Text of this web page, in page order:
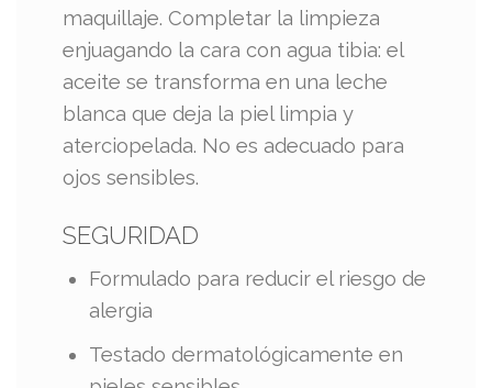
maquillaje. Completar la limpieza
enjuagando la cara con agua tibia: el
aceite se transforma en una leche
blanca que deja la piel limpia y
aterciopelada. No es adecuado para
ojos sensibles.
SEGURIDAD
Formulado para reducir el riesgo de
alergia
Testado dermatológicamente en